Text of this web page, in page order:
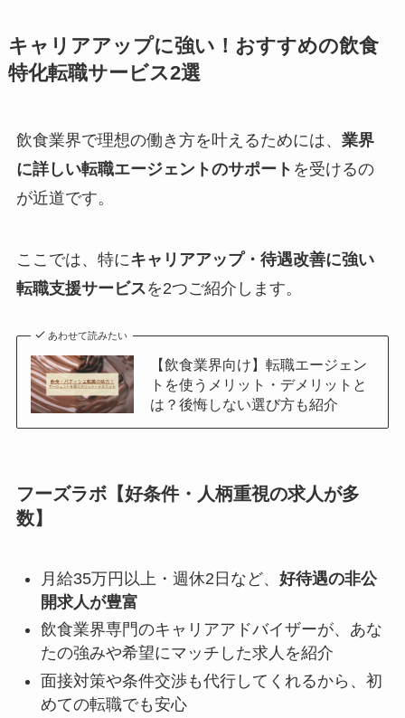
キャリアアップに強い！おすすめの飲食
特化転職サービス2選
飲食業界で理想の働き方を叶えるためには、 業界
に詳しい転職エージェントのサポート を受けるの
が近道です。
ここでは、特にキャリアアップ・待遇改善に強い
転職支援サービスを2つご紹介します。
あわせて読みたい
【飲食業界向け】転職エージェン
トを使うメリット・デメリットと
は？後悔しない選び方も紹介
フーズラボ【好条件・人柄重視の求人が多
数】
月給35万円以上・週休2日など、 好待遇の非公
開求人が豊富
飲食業界専門のキャリアアドバイザーが、あな
たの強みや希望にマッチした求人を紹介
面接対策や条件交渉も代行してくれるから、初
めての転職でも安心